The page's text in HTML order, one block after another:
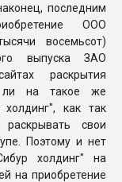
последним
ООО
восемьсот)
выпуска ЗАО
раскрытия
ли на такое же
как так
свои
Поэтому и нет
холдинг" на
на приобретение